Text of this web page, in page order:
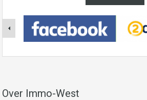
Over Immo-West